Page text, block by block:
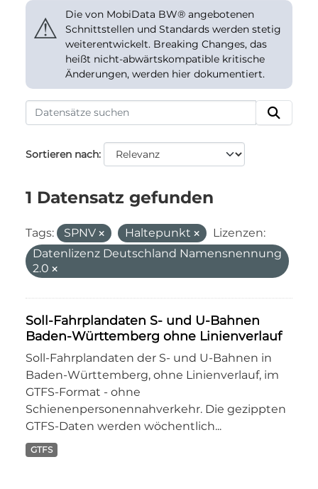
⚠
Die von MobiData BW® angebotenen
Schnittstellen und Standards werden stetig
weiterentwickelt. Breaking Changes, das
heißt nicht-abwärtskompatible kritische
Änderungen, werden hier dokumentiert.
Sortieren nach
1 Datensatz gefunden
Tags: SPNV Haltepunkt
Lizenzen:
Datenlizenz Deutschland Namensnennung
2.0
Soll-Fahrplandaten S- und U-Bahnen
Baden-Württemberg ohne Linienverlauf
Soll-Fahrplandaten der S- und U-Bahnen in
Baden-Württemberg, ohne Linienverlauf, im
GTFS-Format - ohne
Schienenpersonennahverkehr. Die gezippten
GTFS-Daten werden wöchentlich...
GTFS